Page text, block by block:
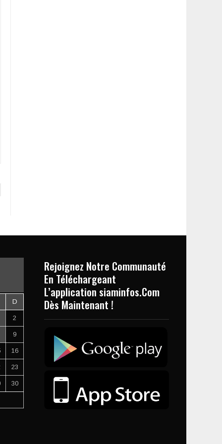
D
2
9
16
23
30
Rejoignez Notre Communauté
En Téléchargeant
L’application siaminfos.Com
Dès Maintenant !